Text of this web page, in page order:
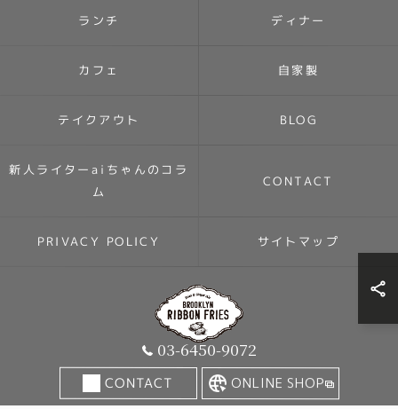
03-6450-9072
CONTACT ONLINE SHOP
ランチ ディナー
カフェ 自家製
テイクアウト BLOG
新人ライターaiちゃんのコラ
ム
CONTACT
PRIVACY POLICY サイトマップ
© 2026 東京都駒沢のハンバーガーはBROOKLYN RIBBON FRIES KOMAZAWA
ALL RIGHTS RESERVED.